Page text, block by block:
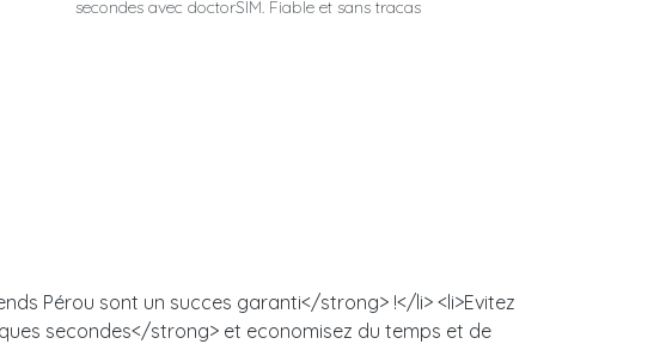
secondes avec doctorSIM. Fiable et sans tracas
Pérou sont un succes garanti</strong> !</li> <li>Evitez
secondes</strong> et economisez du temps et de